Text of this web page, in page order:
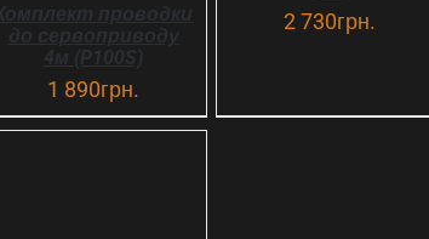
Комплект проводки
до сервоприводу
4м (P100S)
1 890грн.
2 730грн.